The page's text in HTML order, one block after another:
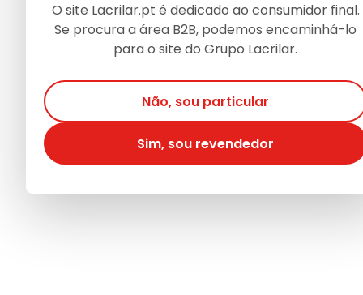
O site Lacrilar.pt é dedicado ao consumidor final.
Se procura a área B2B, podemos encaminhá-lo
para o site do Grupo Lacrilar.
Não, sou particular
Sim, sou revendedor